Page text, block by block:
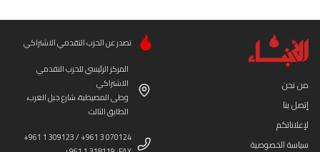
من نحن
إتصل بنا
لإعلاناتكم
سياسة الخصوصية
تصدر عن الحزب التقدمي الاشتراكي
المركز الرئيسي للحزب التقدمي
الاشتراكي
وطى المصيطبة، شارع جبل العرب،
الطابق الثالث
+961 1 309123 / +961 3 070124